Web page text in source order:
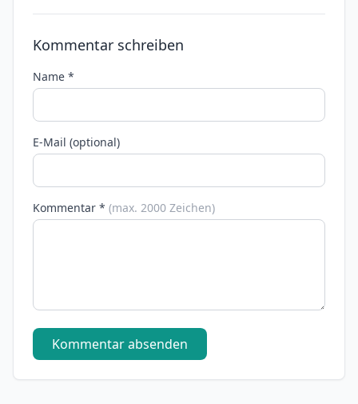
Kommentar schreiben
Name *
E-Mail (optional)
Kommentar * (max. 2000 Zeichen)
Kommentar absenden